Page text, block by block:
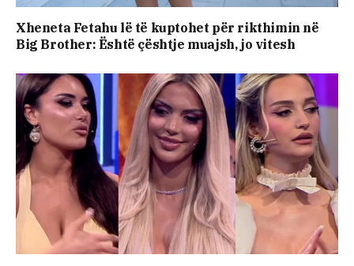
Xheneta Fetahu lë të kuptohet për rikthimin në
Big Brother: Është çështje muajsh, jo vitesh